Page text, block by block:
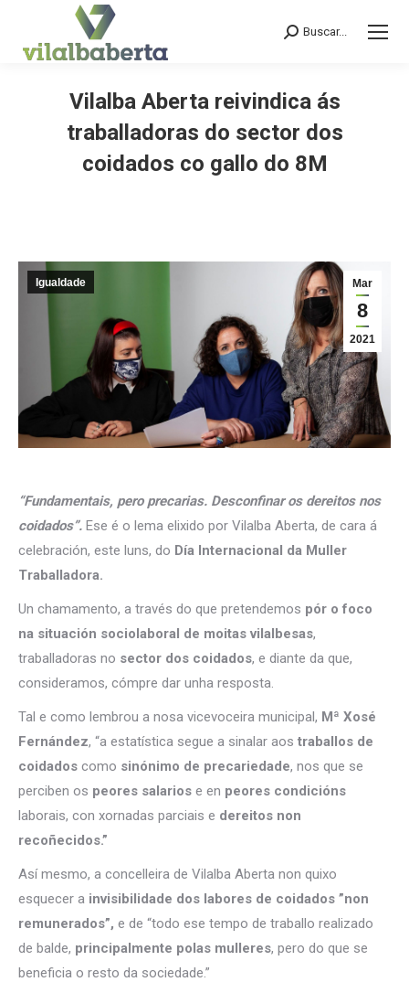
Search:
Buscar...
Vilalba Aberta reivindica ás
traballadoras do sector dos
coidados co gallo do 8M
Mar
8
2021
Igualdade
“Fundamentais, pero precarias. Desconfinar os dereitos nos
coidados”. Ese é o lema elixido por Vilalba Aberta, de cara á
celebración, este luns, do Día Internacional da Muller
Traballadora.
Un chamamento, a través do que pretendemos pór o foco
na situación sociolaboral de moitas vilalbesas,
traballadoras no sector dos coidados, e diante da que,
consideramos, cómpre dar unha resposta.
Tal e como lembrou a nosa vicevoceira municipal, Mª Xosé
Fernández, “a estatística segue a sinalar aos traballos de
coidados como sinónimo de precariedade, nos que se
perciben os peores salarios e en peores condicións
laborais, con xornadas parciais e dereitos non
recoñecidos.”
Así mesmo, a concelleira de Vilalba Aberta non quixo
esquecer a invisibilidade dos labores de coidados ”non
remunerados”, e de “todo ese tempo de traballo realizado
de balde, principalmente polas mulleres, pero do que se
beneficia o resto da sociedade.”